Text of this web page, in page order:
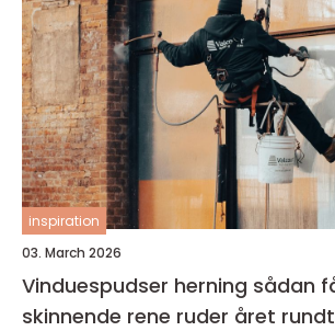
inspiration
03. March 2026
Vinduespudser herning sådan får du
skinnende rene ruder året rundt